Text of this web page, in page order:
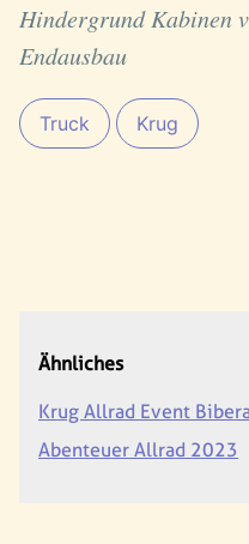
Hindergrund Kabinen
Endausbau
Truck Krug
Ähnliches
Krug Allrad Event
Abenteuer Allrad 2023